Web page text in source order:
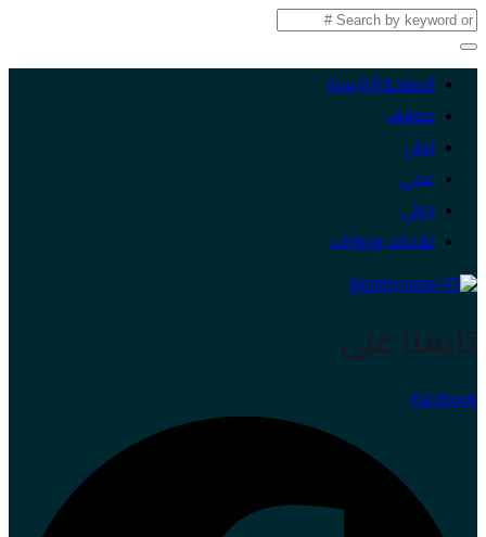
الصفحة الرئيسية
موقف
لبنان
عربي
دولي
لقاءات وحوارات
تابعنا على
Facebook